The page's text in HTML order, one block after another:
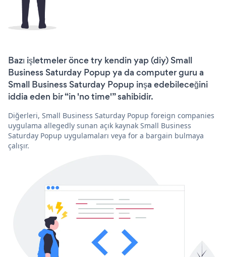
Bazı işletmeler önce try kendin yap (diy) Small
Business Saturday Popup ya da computer guru a
Small Business Saturday Popup inşa edebileceğini
iddia eden bir “in 'no time'” sahibidir.
Diğerleri, Small Business Saturday Popup foreign companies
uygulama allegedly sunan açık kaynak Small Business
Saturday Popup uygulamaları veya for a bargain bulmaya
çalışır.